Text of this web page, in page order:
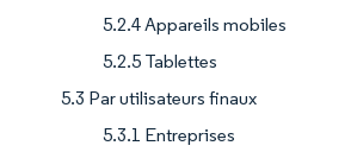
5.2.4 Appareils mobiles
5.2.5 Tablettes
5.3 Par utilisateurs finaux
5.3.1 Entreprises